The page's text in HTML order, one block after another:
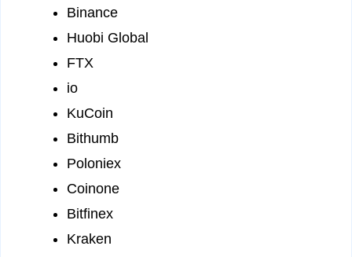
Binance
Huobi Global
FTX
io
KuCoin
Bithumb
Poloniex
Coinone
Bitfinex
Kraken